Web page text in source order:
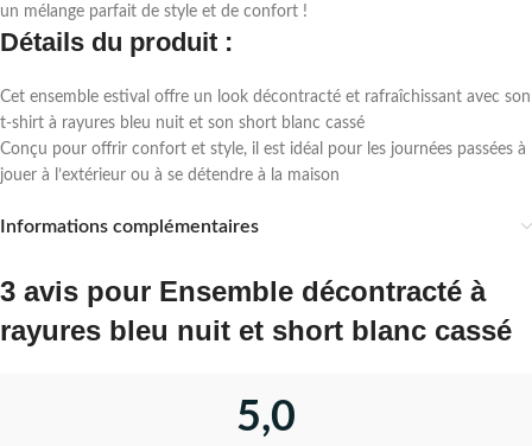
un mélange parfait de style et de confort !
Détails du produit :
Cet ensemble estival offre un look décontracté et rafraîchissant avec son
t-shirt à rayures bleu nuit et son short blanc cassé
Conçu pour offrir confort et style, il est idéal pour les journées passées à
jouer à l’extérieur ou à se détendre à la maison
Informations complémentaires
3 avis pour Ensemble décontracté à
rayures bleu nuit et short blanc cassé
5,0